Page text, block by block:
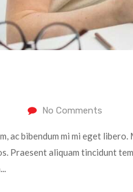
No Comments
ac bibendum mi mi eget
Praesent aliquam tincidunt